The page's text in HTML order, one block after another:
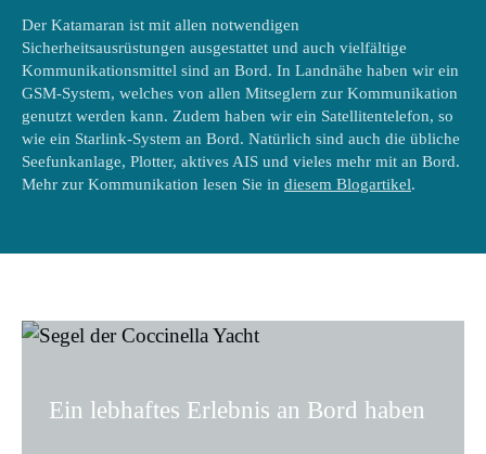
Der Katamaran ist mit allen notwendigen
Sicherheitsausrüstungen ausgestattet und auch vielfältige
Kommunikationsmittel sind an Bord. In Landnähe haben wir ein
GSM-System, welches von allen Mitseglern zur Kommunikation
genutzt werden kann. Zudem haben wir ein Satellitentelefon, so
wie ein Starlink-System an Bord. Natürlich sind auch die übliche
Seefunkanlage, Plotter, aktives AIS und vieles mehr mit an Bord.
Mehr zur Kommunikation lesen Sie in diesem Blogartikel.
Ein lebhaftes Erlebnis an Bord haben